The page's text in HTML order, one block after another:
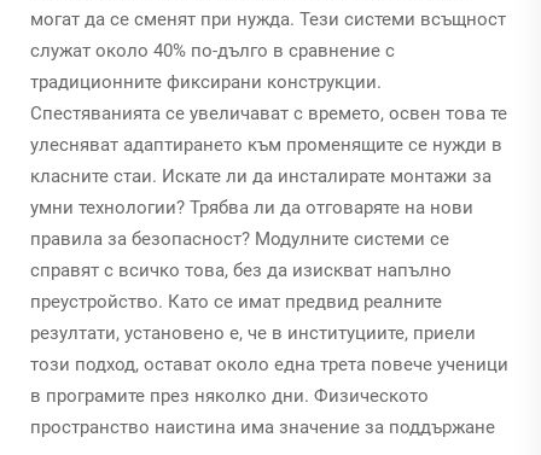
могат да се сменят при нужда. Тези системи всъщност
служат около 40% по-дълго в сравнение с
традиционните фиксирани конструкции.
Спестяванията се увеличават с времето, освен това те
улесняват адаптирането към променящите се нужди в
класните стаи. Искате ли да инсталирате монтажи за
умни технологии? Трябва ли да отговаряте на нови
правила за безопасност? Модулните системи се
справят с всичко това, без да изискват напълно
преустройство. Като се имат предвид реалните
резултати, установено е, че в институциите, приели
този подход, остават около една трета повече ученици
в програмите през няколко дни. Физическото
пространство наистина има значение за поддържане